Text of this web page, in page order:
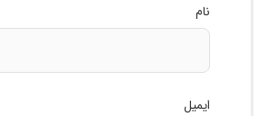
نام
ایمیل